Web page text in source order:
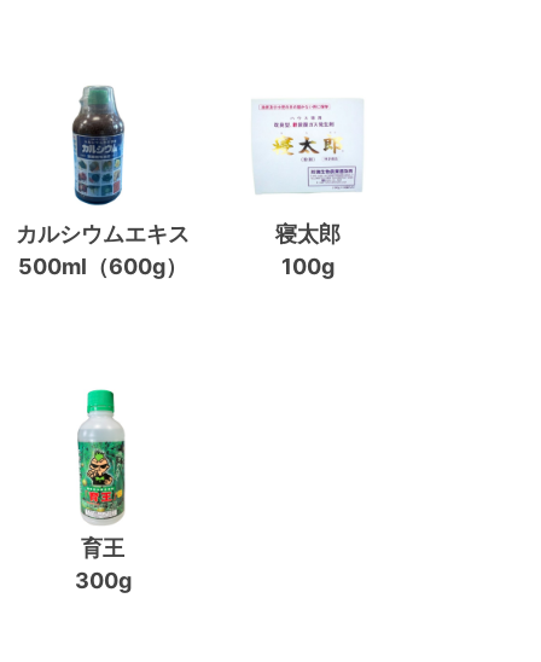
カルシウムエキス
500ml（600g）
寝太郎
100g
育王
300g